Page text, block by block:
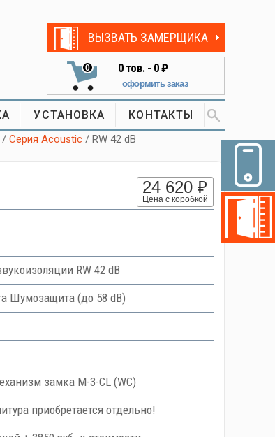
ВЫЗВАТЬ ЗАМЕРЩИКА
0 0тов. - 0 ₽
оформить заказ
УСТАНОВКА КОНТАКТЫ
/Серия Acoustic / RW 42 dB
24 620 ₽
Цена с коробкой
RW 42 dB
Шумозащита (до 58 dB)
замка M-3-CL (WC)
приобретается отдельно!